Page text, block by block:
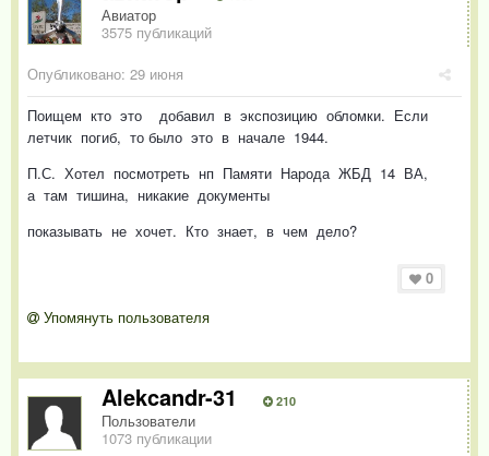
Авиатор
3575 публикаций
Опубликовано: 29 июня
Поищем кто это добавил в экспозицию обломки. Если
летчик погиб, то было это в начале 1944.
П.С. Хотел посмотреть нп Памяти Народа ЖБД 14 ВА,
а там тишина, никакие документы
показывать не хочет. Кто знает, в чем дело?
0
Упомянуть пользователя
Alekcandr-31 210
Пользователи
1073 публикации